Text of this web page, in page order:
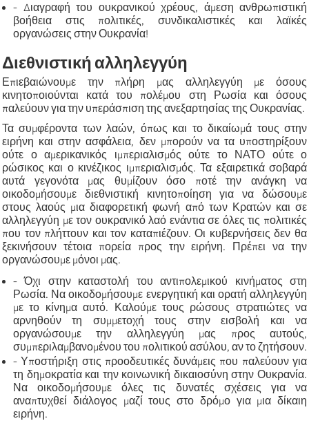
- Διαγραφή του ουκρανικού χρέους, άμεση ανθρωπιστική
βοήθεια στις πολιτικές, συνδικαλιστικές και λαϊκές
οργανώσεις στην Ουκρανία!
Διεθνιστική αλληλεγγύη
Επιεβαιώνουμε την πλήρη μας αλληλεγγύη με όσους
κινητοποιούνται κατά του πολέμου στη Ρωσία και όσους
παλεύουν για την υπεράσπιση της ανεξαρτησίας της Ουκρανίας.
Τα συμφέροντα των λαών, όπως και το δικαίωμά τους στην
ειρήνη και στην ασφάλεια, δεν μπορούν να τα υποστηρίξουν
ούτε ο αμερικανικός ιμπεριαλισμός ούτε το ΝΑΤΟ ούτε ο
ρώσικος και ο κινέζικος ιμπεριαλισμός. Τα εξαιρετικά σοβαρά
αυτά γεγονότα μας θυμίζουν όσο ποτέ την ανάγκη να
οικοδομήσουμε διεθνιστική κινητοποίηση για να δώσουμε
στους λαούς μια διαφορετική φωνή από των Κρατών και σε
αλληλεγγύη με τον ουκρανικό λαό ενάντια σε όλες τις πολιτικές
που τον πλήττουν και τον καταπιέζουν. Οι κυβερνήσεις δεν θα
ξεκινήσουν τέτοια πορεία προς την ειρήνη. Πρέπει να την
οργανώσουμε μόνοι μας.
- Όχι στην καταστολή του αντιπολεμικού κινήματος στη
Ρωσία. Να οικοδομήσουμε ενεργητική και ορατή αλληλεγγύη
με το κίνημα αυτό. Καλούμε τους ρώσους στρατιώτες να
αρνηθούν τη συμμετοχή τους στην εισβολή και να
οργανώσουμε την αλληλεγγύη μας προς αυτούς,
συμπεριλαμβανομένου του πολιτικού ασύλου, αν το ζητήσουν.
- Υποστήριξη στις προοδευτικές δυνάμεις που παλεύουν για
τη δημοκρατία και την κοινωνική δικαιοσύνη στην Ουκρανία.
Να οικοδομήσουμε όλες τις δυνατές σχέσεις για να
αναπτυχθεί διάλογος μαζί τους στο δρόμο για μια δίκαιη
ειρήνη.